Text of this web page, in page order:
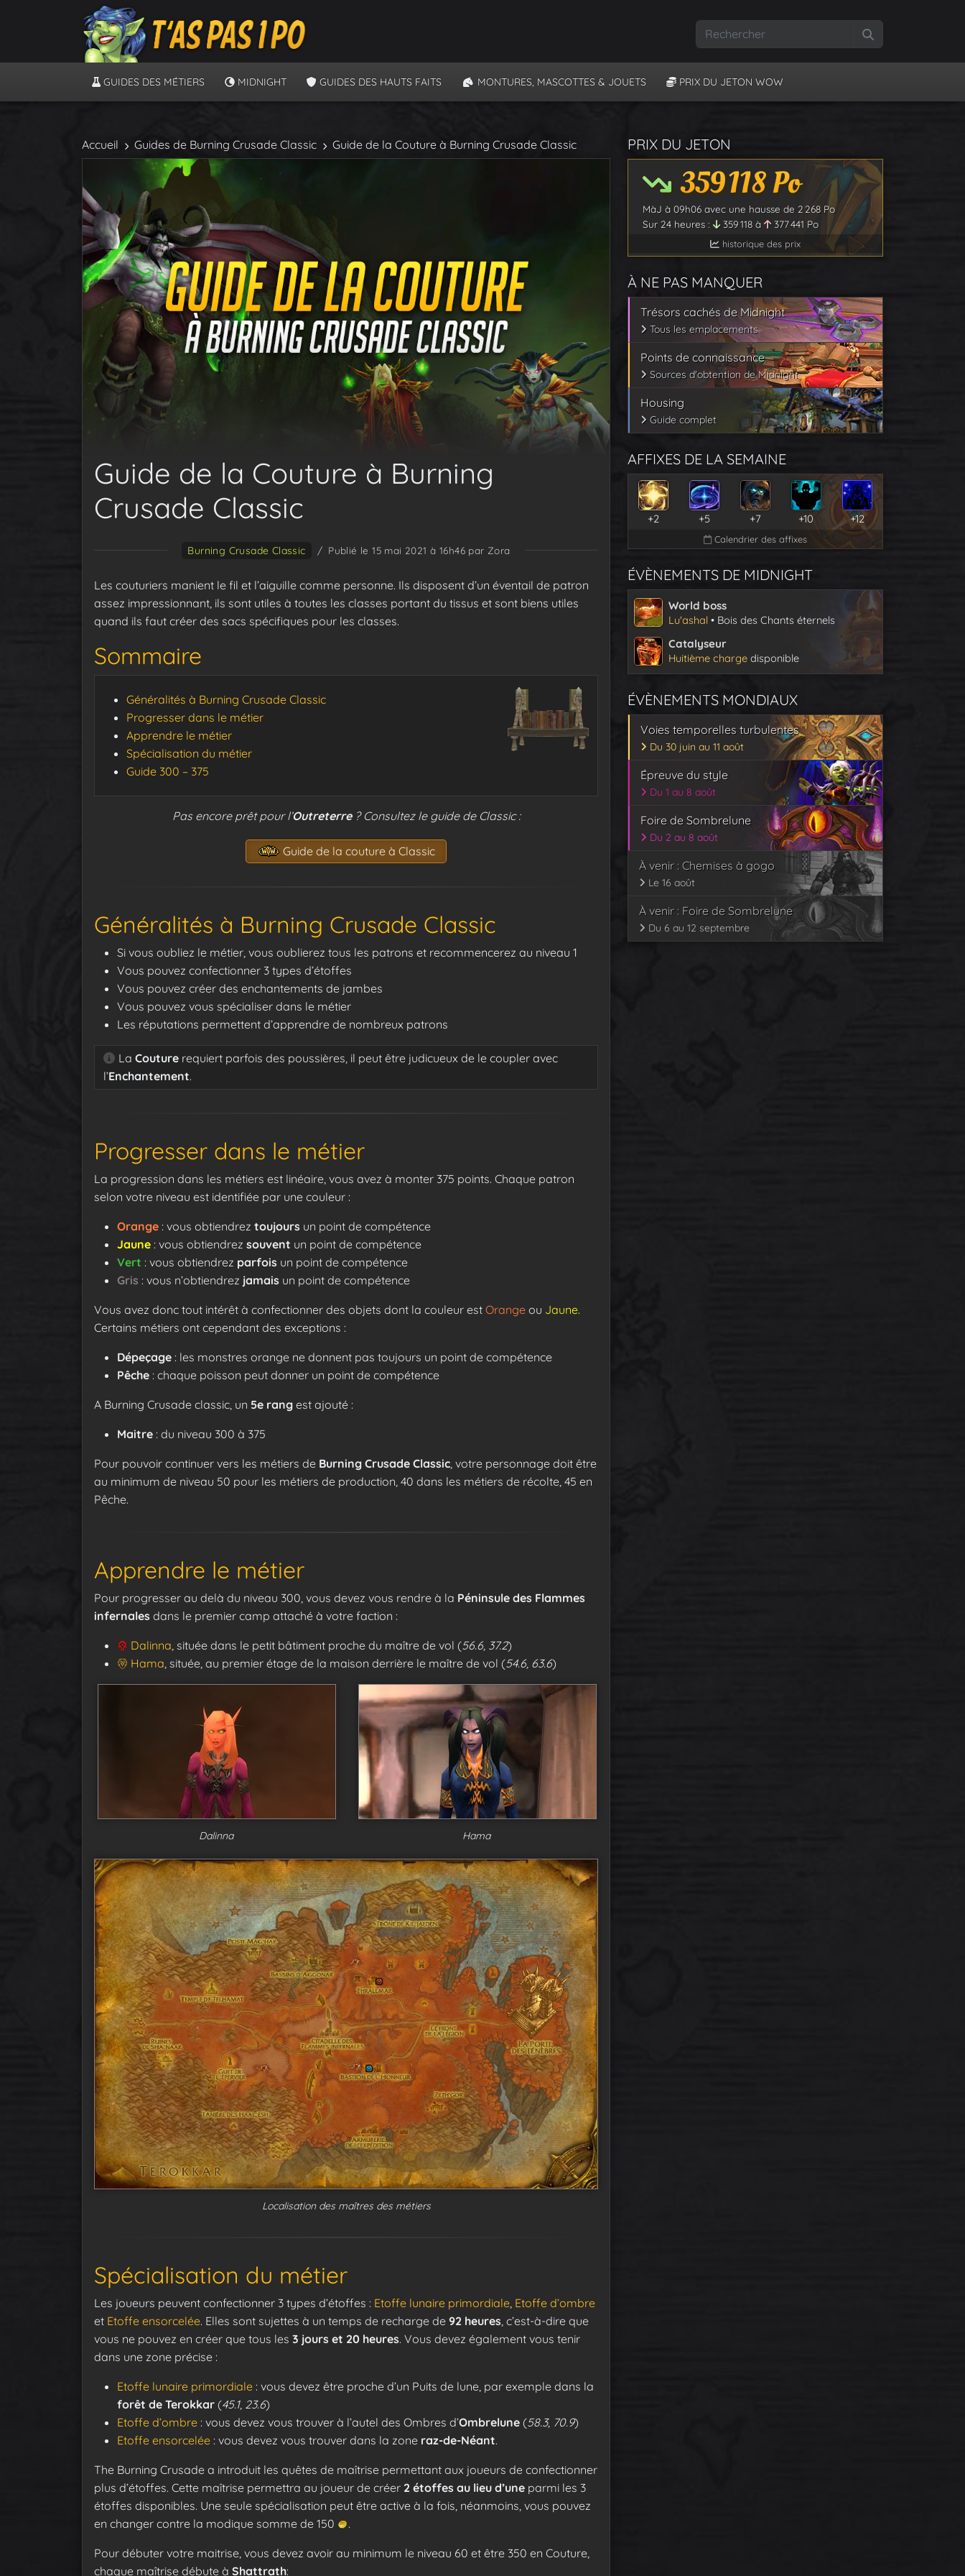
GUIDES DES MÉTIERS MIDNIGHT GUIDES DES HAUTS FAITS MONTURES, MASCOTTES & JOUETS PRIX DU JETON WOW
Accueil Guides de Burning Crusade Classic Guide de la Couture à Burning Crusade Classic
Guide de la Couture à Burning
Crusade Classic
Burning Crusade Classic / Publié le 15 mai 2021 à 16h46par Zora
Les couturiers manient le fil et l’aiguille comme personne. Ils disposent d’un éventail de patron
assez impressionnant, ils sont utiles à toutes les classes portant du tissus et sont biens utiles
quand ils faut créer des sacs spécifiques pour les classes.
Sommaire
Généralités à Burning Crusade Classic
Progresser dans le métier
Apprendre le métier
Spécialisation du métier
Guide 300 – 375
Pas encore prêt pour l’Outreterre ? Consultez le guide de Classic :
Guide de la couture à Classic
Généralités à Burning Crusade Classic
Si vous oubliez le métier, vous oublierez tous les patrons et recommencerez au niveau 1
Vous pouvez confectionner 3 types d’étoffes
Vous pouvez créer des enchantements de jambes
Vous pouvez vous spécialiser dans le métier
Les réputations permettent d’apprendre de nombreux patrons
La Couture requiert parfois des poussières, il peut être judicueux de le coupler avec
l’Enchantement.
Progresser dans le métier
La progression dans les métiers est linéaire, vous avez à monter 375 points. Chaque patron
selon votre niveau est identifiée par une couleur :
Orange : vous obtiendrez toujours un point de compétence
Jaune : vous obtiendrez souvent un point de compétence
Vert : vous obtiendrez parfois un point de compétence
Gris : vous n’obtiendrez jamais un point de compétence
Vous avez donc tout intérêt à confectionner des objets dont la couleur est Orange ou Jaune.
Certains métiers ont cependant des exceptions :
Dépeçage : les monstres orange ne donnent pas toujours un point de compétence
Pêche : chaque poisson peut donner un point de compétence
A Burning Crusade classic, un 5e rang est ajouté :
Maitre : du niveau 300 à 375
Pour pouvoir continuer vers les métiers de Burning Crusade Classic , votre personnage doit être
au minimum de niveau 50 pour les métiers de production, 40 dans les métiers de récolte, 45 en
Pêche.
Apprendre le métier
Pour progresser au delà du niveau 300, vous devez vous rendre à la Péninsule des Flammes
infernales dans le premier camp attaché à votre faction :
Dalinna , située dans le petit bâtiment proche du maître de vol (56.6, 37.2)
Hama , située, au premier étage de la maison derrière le maître de vol (54.6, 63.6)
Dalinna Hama
Localisation des maîtres des métiers
Spécialisation du métier
Les joueurs peuvent confectionner 3 types d’étoffes : Etoffe lunaire primordiale Etoffe d’ombre
et Etoffe ensorcelée. Elles sont sujettes à un temps de recharge de 92 heures , c’est-à-dire que
vous ne pouvez en créer que tous les 3 jours et 20 heures. Vous devez également vous tenir
dans une zone précise :
Etoffe lunaire primordiale : vous devez être proche d’un Puits de lune, par exemple dans la
forêt de Terokkar (45.1, 23.6)
Etoffe d’ombre : vous devez vous trouver à l’autel des Ombres d’Ombrelune (58.3, 70.9)
Etoffe ensorcelée : vous devez vous trouver dans la zone raz-de-Néant.
The Burning Crusade a introduit les quêtes de maîtrise permettant aux joueurs de confectionner
plus d’étoffes. Cette maîtrise permettra au joueur de créer 2 étoffes au lieu d’une parmi les 3
étoffes disponibles. Une seule spécialisation peut être active à la fois, néanmoins, vous pouvez
en changer contre la modique somme de 150
.
Pour débuter votre maitrise, vous devez avoir au minimum le niveau 60 et être 350 en Couture,
chaque maîtrise débute à Shattrath:
PRIX DU JETON
359 118Po
MàJ à 09h06 avec une hausse de 2 268 Po
Sur 24 heures :
359 118 à 377 441 Po
historique des prix
À NE PAS MANQUER
Trésors cachés de Midnight
Tous les emplacements
Points de connaissance
Sources d'obtention de Midnight
Housing
Guide complet
AFFIXES DE LA SEMAINE
+2 +5 +7 +10 +12
Calendrier des affixes
ÉVÈNEMENTS DE MIDNIGHT
World boss
Lu'ashal • Bois des Chants éternels
Catalyseur
Huitième charge disponible
ÉVÈNEMENTS MONDIAUX
Voies temporelles turbulentes
Du 30 juin au 11 août
Épreuve du style
Du 1 au 8 août
Foire de Sombrelune
Du 2 au 8 août
À venir : Chemises à gogo
Le 16 août
À venir : Foire de Sombrelune
Du 6 au 12 septembre